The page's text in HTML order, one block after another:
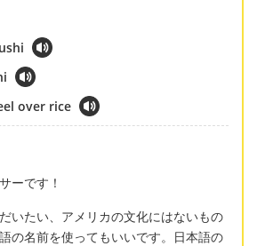
over rice
ーです！
いたい、アメリカの文化にはないもの
の名前を使ってもいいです。日本語の